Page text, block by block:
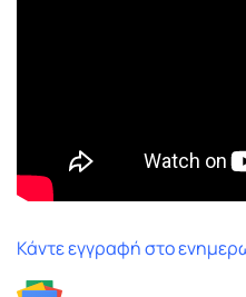
Κάντε εγγραφή στο